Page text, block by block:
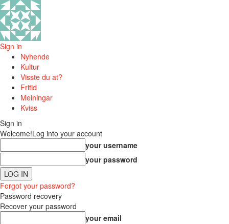
Sign in
Nyhende
Kultur
Visste du at?
Fritid
Meiningar
Kviss
Sign in
Welcome!Log into your account
your username
your password
Forgot your password?
Password recovery
Recover your password
your email